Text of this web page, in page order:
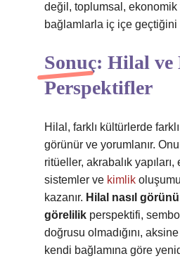
değil, toplumsal,
bağlamlarla iç içe geçtiğini
Sonuç: Hilal
Perspektifler
Hilal, farklı kültürlerde
görünür ve yorumlanır.
ritüeller, akrabalık
sistemler ve kimlik
kazanır. Hilal nasıl
görelilik perspektifi,
doğrusu olmadığını,
kendi bağlamına göre